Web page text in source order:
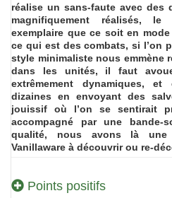
réalise un sans-faute avec des
magnifiquement réalisés,
exemplaire que ce soit en
ce qui est des combats, si l’on
style minimaliste nous emmène
dans les unités, il faut
extrêmement dynamiques,
dizaines en envoyant des
jouissif où l’on se sentirait
accompagné par une
qualité, nous avons là
Vanillaware à découvrir ou re-
Points positifs